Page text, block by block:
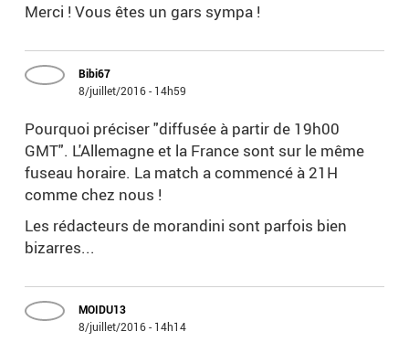
Merci ! Vous êtes un gars sympa !
Bibi67
8/juillet/2016 - 14h59
Pourquoi préciser "diffusée à partir de 19h00
GMT". L'Allemagne et la France sont sur le même
fuseau horaire. La match a commencé à 21H
comme chez nous !
Les rédacteurs de morandini sont parfois bien
bizarres...
MOIDU13
8/juillet/2016 - 14h14